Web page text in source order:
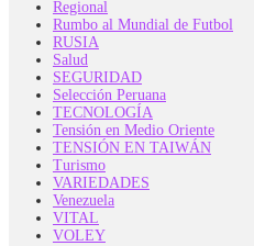
Regional
Rumbo al Mundial de Futbol
RUSIA
Salud
SEGURIDAD
Selección Peruana
TECNOLOGÍA
Tensión en Medio Oriente
TENSIÓN EN TAIWÁN
Turismo
VARIEDADES
Venezuela
VITAL
VOLEY